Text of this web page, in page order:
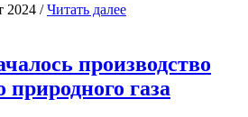
2024 /Читать далее
производство
газа